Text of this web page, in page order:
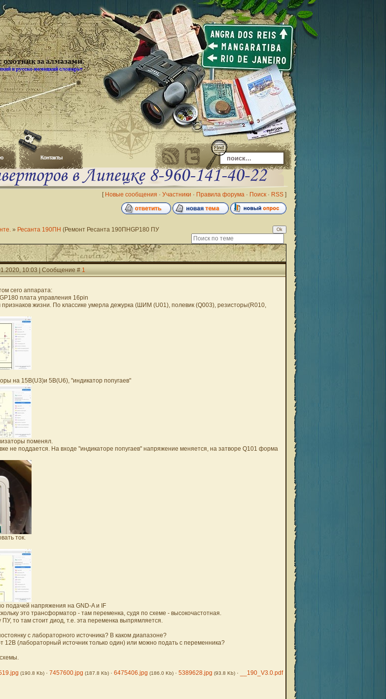
Контакты
[ Новые сообщения · Участники · Правила форума · Поиск · RSS ]
» Ресанта 190ПН (Ремонт Ресанта 190ПНGP180 ПУ
10:03 | Сообщение #1
сего аппарата:
плата управления 16pin
признаков жизни. По классике умерла дежурка (ШИМ (U01), полевик (Q003), резисторы(R010,
на 15В(U3)и 5В(U6), "индикатор попугаев"
поменял.
не поддается. На входе "индикаторе попугаев" напряжение меняется, на затворе Q101 форма
ток.
подачей напряжения на GND-A и IF
это трансформатор - там переменка, судя по схеме - высокочастотная.
ПУ, то там стоит диод, т.е. эта переменка выпрямляется.
с лабораторного источника? В каком диапазоне?
12В (лабораторный источник только один) или можно подать с переменника?
(190.8 Kb) · 7457600.jpg (187.8 Kb) · 6475406.jpg (186.0 Kb) · 5389628.jpg (93.8 Kb) · __190_V3.0.pdf